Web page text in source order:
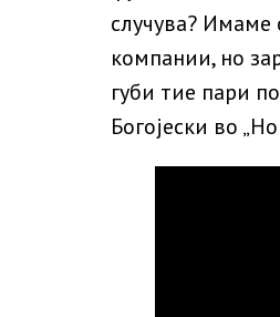
случува? Имаме
компании, но
губи тие пари
Богојески во